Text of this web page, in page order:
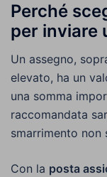
Perché
per inviare
Un assegno,
elevato, ha un
una somma
raccomandata
smarrimento non
Con la posta